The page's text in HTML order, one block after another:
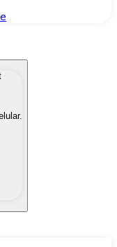
interesse de forma
moeda fiduciária